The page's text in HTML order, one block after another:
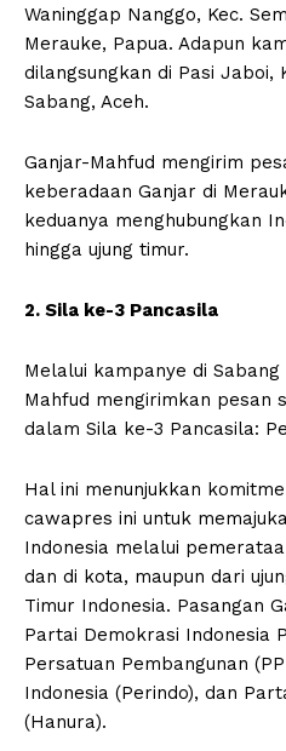
Waninggap Nanggo, Kec.
Merauke, Papua. Adapun
dilangsungkan di Pasi Jaboi,
Sabang, Aceh.
Ganjar-Mahfud mengirim
keberadaan Ganjar di
keduanya menghubungkan
hingga ujung timur.
2. Sila ke-3 Pancasila
Melalui kampanye di
Mahfud mengirimkan pesan
dalam Sila ke-3 Pancasila:
Hal ini menunjukkan
cawapres ini untuk
Indonesia melalui
dan di kota, maupun dari
Timur Indonesia. Pasangan
Partai Demokrasi Indonesia
Persatuan Pembangunan
Indonesia (Perindo), dan
(Hanura).